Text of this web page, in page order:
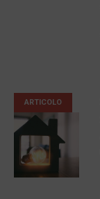
ARTICOLO